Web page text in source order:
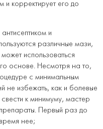
и корректирует его до
и
различные мази,
использоваться
основе. Несмотря на то,
с минимальным
не избежать, как и болевые
к минимуму, мастер
Первый раз до
нее;